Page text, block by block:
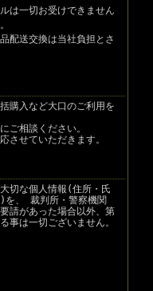
は一切お受けできません
配送交換は当社負担とさ
購入など大口のご利用を
ご相談ください。
させていただきます。
切な個人情報(住所・氏
を、 裁判所・警察機関
請があった場合以外、第
事は一切ございません。